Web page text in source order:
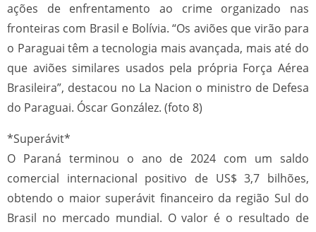
ações de enfrentamento ao crime organizado nas
fronteiras com Brasil e Bolívia. “Os aviões que virão para
o Paraguai têm a tecnologia mais avançada, mais até do
que aviões similares usados pela própria Força Aérea
Brasileira”, destacou no La Nacion o ministro de Defesa
do Paraguai. Óscar González. (foto 8)
*Superávit*
O Paraná terminou o ano de 2024 com um saldo
comercial internacional positivo de US$ 3,7 bilhões,
obtendo o maior superávit financeiro da região Sul do
Brasil no mercado mundial. O valor é o resultado de